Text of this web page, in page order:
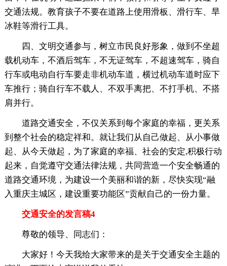
交通法规。教育孩子不要在道路上使用滑板、滑行车、旱
冰鞋等滑行工具。
四、文明交通参与，树立市民良好形象，做到不坐超
载机动车，不酒后驾车，不无证驾车，不超速驾车，骑自
行车或电动自行车要走非机动车道，横过机动车道时应下
车推行；骑自行车不载人、不双手离把、不打手机、不搭
肩并行。
道路交通安全，不仅关系到每个家庭的幸福，更关系
到整个社会的稳定祥和。就让我们从自己做起、从小事做
起、从今天做起，为了家庭的幸福、社会的安定,积极行动
起来，自觉遵守交通法律法规，共同营造一个安全畅通的
道路交通环境，为建设一个美丽和谐的新，尽快实现“融
入重庆主城区，建设重要功能区”贡献自己的一份力量。
交通安全的发言稿4
尊敬的领导、同志们：
大家好！今天我给大家带来的是关于交通安全主题的